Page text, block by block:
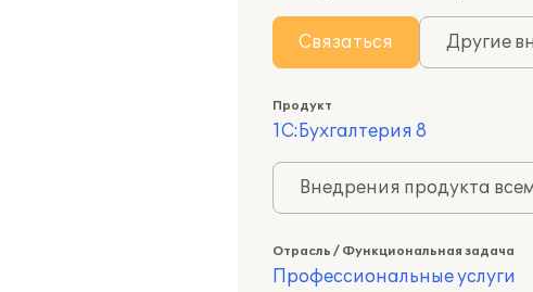
Связаться Другие
Продукт
1С:Бухгалтерия 8
Внедрения продукта
Отрасль / Функциональная задача
Профессиональные услуги